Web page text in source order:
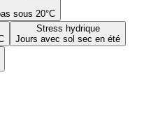
sous 20°C
Stress hydrique
Jours avec sol sec en été